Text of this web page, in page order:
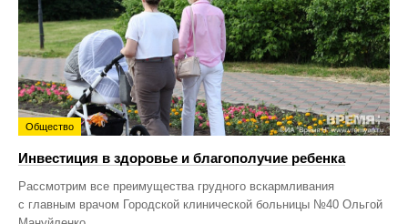
Общество
Инвестиция в здоровье и благополучие ребенка
Рассмотрим все преимущества грудного вскармливания
с главным врачом Городской клинической больницы №40 Ольгой